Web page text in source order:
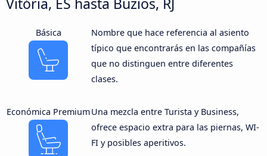
Básica
Nombre que hace referencia al asiento
típico que encontrarás en las compañías
que no distinguen entre diferentes
clases.
Económica PremiumUna mezcla entre Turista y Business,
ofrece espacio extra para las piernas, WI-
FI y posibles aperitivos.